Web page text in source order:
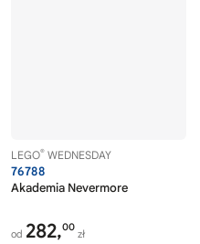
LEGO® WEDNESDAY
76788
Akademia Nevermore
od 282,00
zł